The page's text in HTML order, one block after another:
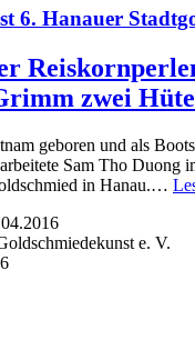
6. Hanauer
zwei Hüte
geboren und als
Sam Tho Duong
in Hanau.…
e. V.